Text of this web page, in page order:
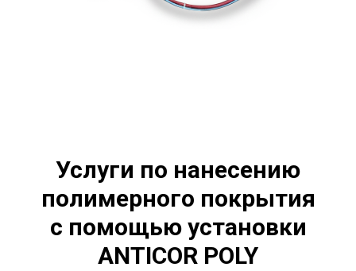
Услуги по нанесению
полимерного покрытия
с помощью установки
ANTICOR POLY